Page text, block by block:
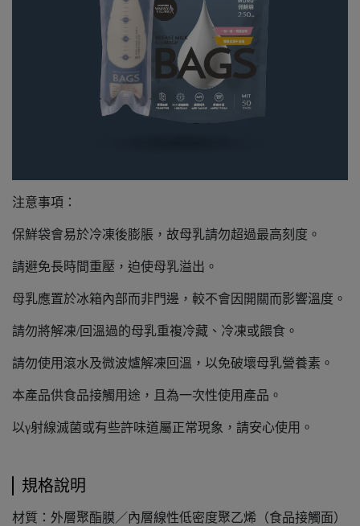
注意事項：
保鮮袋會易於冷凍後膨脹，故母乳請勿超過最高刻度。
請避免長時間重壓，迫使母乳溢出。
母乳應置於冰箱內部而非門邊，較不會因開關而影響溫度。
請勿將解凍/回溫過的母乳重複冷藏、冷凍或餵食。
請勿使用滾水及微波爐解凍回溫，以免破壞母乳營養素。
本產品供食品接觸用途，且為一次性使用產品。
以γ射線滅菌或有些許味道屬正常現象，請安心使用。
規格說明
材質：外層聚酯膜／內層線性低密度聚乙烯（食品接觸面）